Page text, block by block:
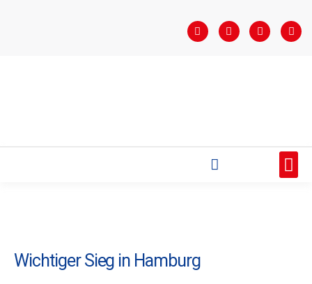
Wichtiger Sieg in Hamburg